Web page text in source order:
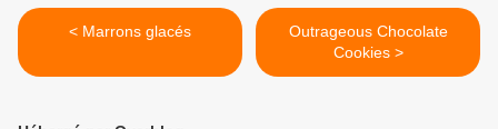
< Marrons glacés
Outrageous Chocolate
Cookies >